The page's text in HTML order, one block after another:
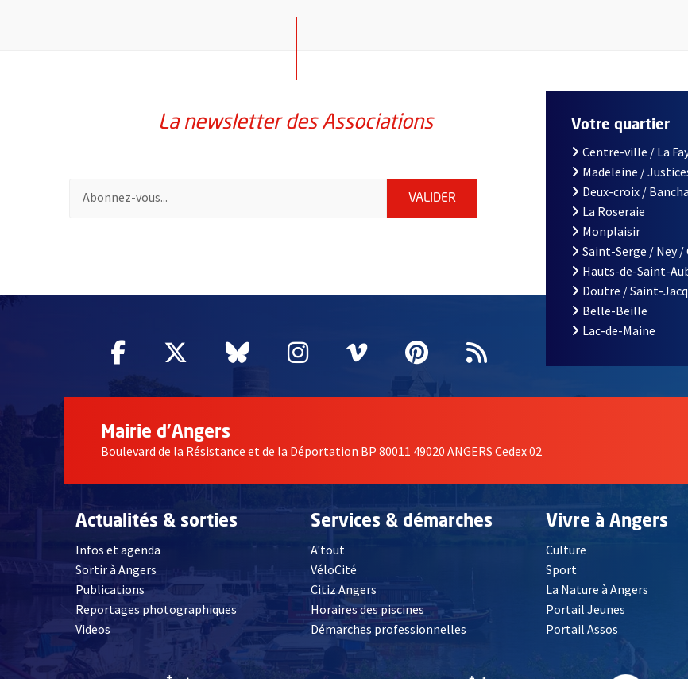
La newsletter des Associations
Pour vous inscrire à la lettre d'information des associations de la ville d'Angers, indiquez votre email (champ
VALIDER ENVOYER MA DEMANDE D'INSCRIPTION
Facebook
, Ouvre une nouvelle fenêtre
Twitter
, Ouvre une nouvelle fenêtre
Bluesky
, Ouvre une nouvelle fenêtre
Instagram
, Ouvre une nouvelle fenêtre
Vimeo
, Ouvre une nouvelle fenêtre
Pinterest
, Ouvre une nouvelle
Flux RSS
Votre quartier
Centre-ville / La
Madeleine /
Deux-croix /
La Roseraie
Monplaisir
Saint-Serge / Ney /
Hauts-de-Saint-
Doutre / Saint-
Belle-Beille
Lac-de-Maine
Mairie d'Angers
Boulevard de la Résistance et de la Déportation BP 80011 49020 ANGERS Cedex 02
Actualités & sorties
Infos et agenda
Sortir à Angers
Publications
Reportages photographiques
Videos, Ouvre une nouvelle fenêtre
Services & démarches
A'tout
VéloCité
Citiz Angers , Ouvre une nouvelle fenêtre
Horaires des piscines
Démarches professionnelles
Vivre à Angers
Culture
Sport
La Nature à Angers
Portail Jeunes
Portail Assos